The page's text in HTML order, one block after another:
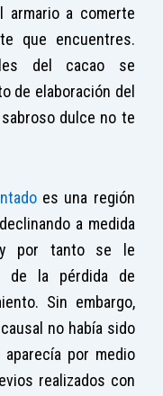
armario a comerte
que encuentres.
del cacao se
de elaboración del
dulce no te
es una región
a medida
y por tanto se le
de la pérdida de
Sin embargo,
no había sido
por medio
realizados con